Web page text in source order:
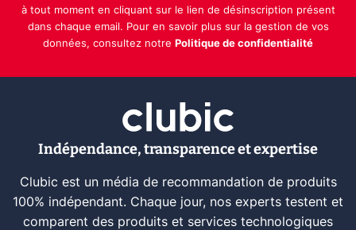
à tout moment en cliquant sur le lien de désinscription présent
dans chaque email. Pour en savoir plus sur la gestion de vos
données, consultez notre Politique de confidentialité
Indépendance, transparence et expertise
Clubic est un média de recommandation de produits
100% indépendant. Chaque jour, nos experts testent et
comparent des produits et services technologiques